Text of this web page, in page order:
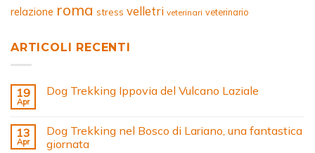
relazione roma stress velletri veterinari veterinario
ARTICOLI RECENTI
19
Apr
Dog Trekking Ippovia del Vulcano Laziale
13
Apr
Dog Trekking nel Bosco di Lariano, una fantastica
giornata